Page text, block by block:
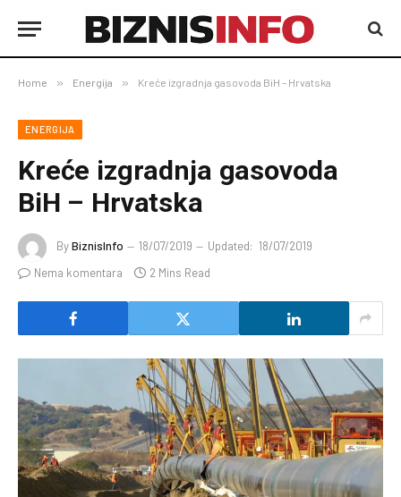
Home » Energija » Kreće izgradnja gasovoda BiH – Hrvatska
ENERGIJA
Kreće izgradnja gasovoda
BiH – Hrvatska
ByBiznisInfo 18/07/2019 Updated: 18/07/2019
Nema komentara
2 Mins Read